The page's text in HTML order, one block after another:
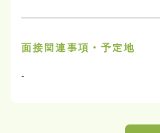
面接関連事項・予定地
-